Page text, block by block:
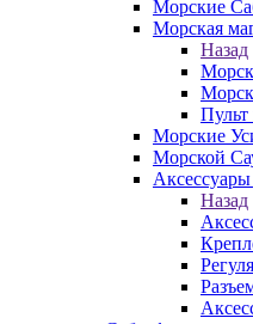
Морские
Морская
Назад
Пульт
Морские
Морской
Назад